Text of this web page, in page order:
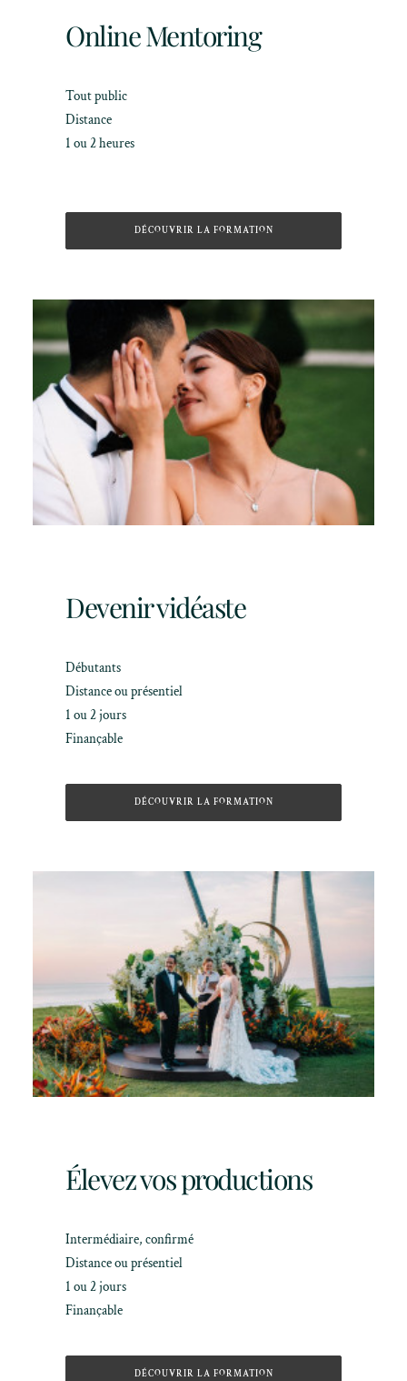
Online Mentoring
Tout public
Distance
1 ou 2 heures
DÉCOUVRIR LA FORMATION
Devenir vidéaste
Débutants
Distance ou présentiel
1 ou 2 jours
Finançable
DÉCOUVRIR LA FORMATION
Élevez vos productions
Intermédiaire, confirmé
Distance ou présentiel
1 ou 2 jours
Finançable
DÉCOUVRIR LA FORMATION